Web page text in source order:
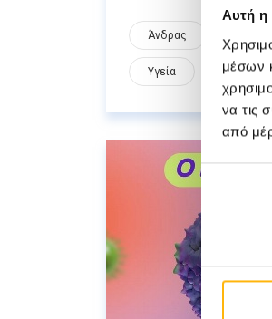
Αυτή η
μέσων
να τις
από
Επιλογή
Άνδρας
Υγεία